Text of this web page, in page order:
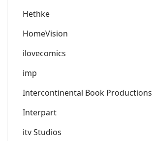
Hethke
HomeVision
ilovecomics
imp
Intercontinental Book Productions
Interpart
itv Studios